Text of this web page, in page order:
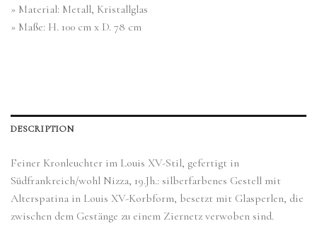
» Material: Metall, Kristallglas
» Maße: H. 100 cm x D. 78 cm
DESCRIPTION
Feiner Kronleuchter im Louis XV-Stil, gefertigt in
Südfrankreich/wohl Nizza, 19.Jh.: silberfarbenes Gestell mit
Alterspatina in Louis XV-Korbform, besetzt mit Glasperlen, die
zwischen dem Gestänge zu einem Ziernetz verwoben sind.